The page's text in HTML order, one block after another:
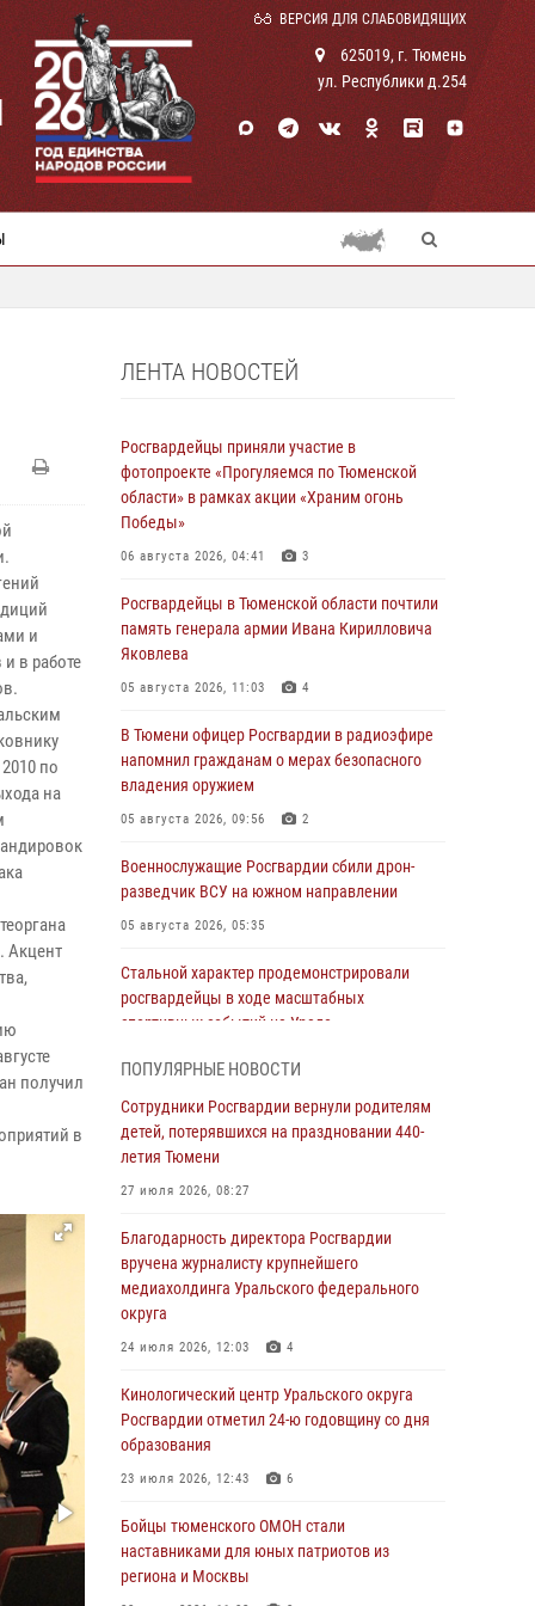
ВЕРСИЯ ДЛЯ СЛАБОВИДЯЩИХ
625019, г. Тюмень
ул. Республики д.254
и
в работе
по
на
Акцент
получил
в
ЛЕНТА НОВОСТЕЙ
Росгвардейцы приняли участие в
фотопроекте «Прогуляемся по Тюменской
области» в рамках акции «Храним огонь
Победы»
06 августа 2026, 04:41 3
Росгвардейцы в Тюменской области почтили
память генерала армии Ивана Кирилловича
Яковлева
05 августа 2026, 11:03 4
В Тюмени офицер Росгвардии в радиоэфире
напомнил гражданам о мерах безопасного
владения оружием
05 августа 2026, 09:56 2
Военнослужащие Росгвардии сбили дрон-
разведчик ВСУ на южном направлении
05 августа 2026, 05:35
Стальной характер продемонстрировали
росгвардейцы в ходе масштабных
спортивных событий на Урале
В Тюмени сотрудник Росгвардии во
внеслужебное время задержал виновника
ДТП
05 августа 2026, 05:15
Со 101-м Днём рождения поздравили
сотрудники Росгвардии труженицу тыла из
Тюмени
04 августа 2026, 11:07
тренировку в полевых условиях в Тюменской
области (видео)
04 августа 2026, 06:28
соревнования по стрельбе памяти офицера
СОБР
03 августа 2026, 07:35
ПОПУЛЯРНЫЕ НОВОСТИ
Сотрудники Росгвардии вернули родителям
детей, потерявшихся на праздновании 440-
летия Тюмени
27 июля 2026, 08:27
Благодарность директора Росгвардии
вручена журналисту крупнейшего
медиахолдинга Уральского федерального
округа
24 июля 2026, 12:03 4
Кинологический центр Уральского округа
Росгвардии отметил 24-ю годовщину со дня
образования
23 июля 2026, 12:43 6
Бойцы тюменского ОМОН стали
наставниками для юных патриотов из
региона и Москвы